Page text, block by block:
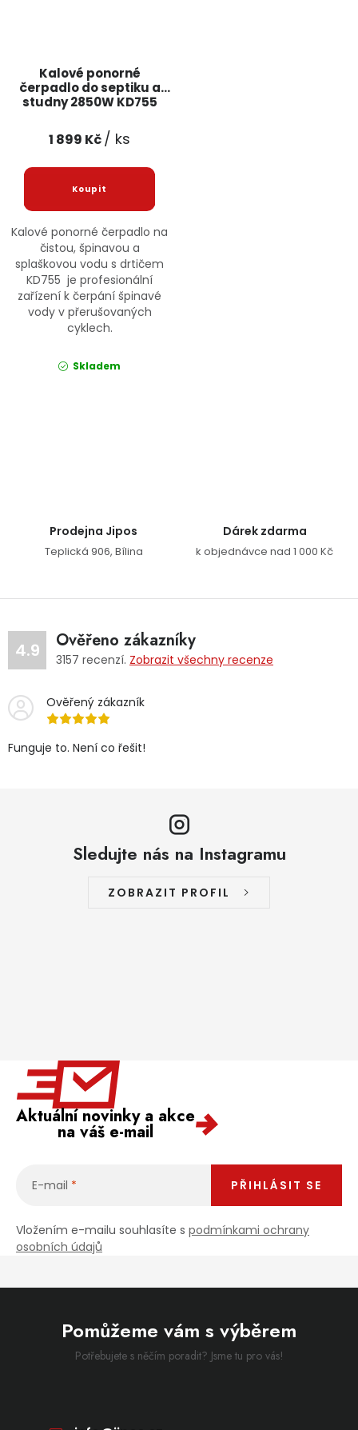
Kalové ponorné
čerpadlo do septiku a
studny 2850W KD755
1 899 Kč/ ks
Kalové ponorné čerpadlo na
čistou, špinavou a
splaškovou vodu s drtičem
KD755 je profesionální
zařízení k čerpání špinavé
vody v přerušovaných
cyklech.
Skladem
Prodejna Jipos
Teplická 906, Bílina
Dárek zdarma
k objednávce nad 1 000 Kč
4.9 Ověřeno zákazníky
3157 recenzí. Zobrazit všechny recenze
Ověřený zákazník
Funguje to. Není co řešit!
Sledujte nás na Instagramu
ZOBRAZIT PROFIL
Aktuální novinky a akce
na váš e-mail
E-mail
Vložením e-mailu souhlasíte s podmínkami ochrany
osobních údajů
PŘIHLÁSIT SE
Pomůžeme vám s výběrem
Potřebujete s něčím poradit? Jsme tu pro vás!